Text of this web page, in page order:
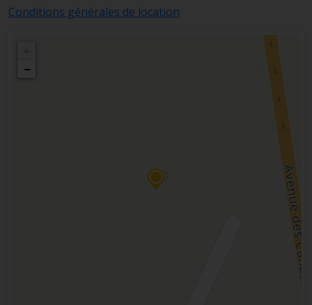
Conditions générales de location
−